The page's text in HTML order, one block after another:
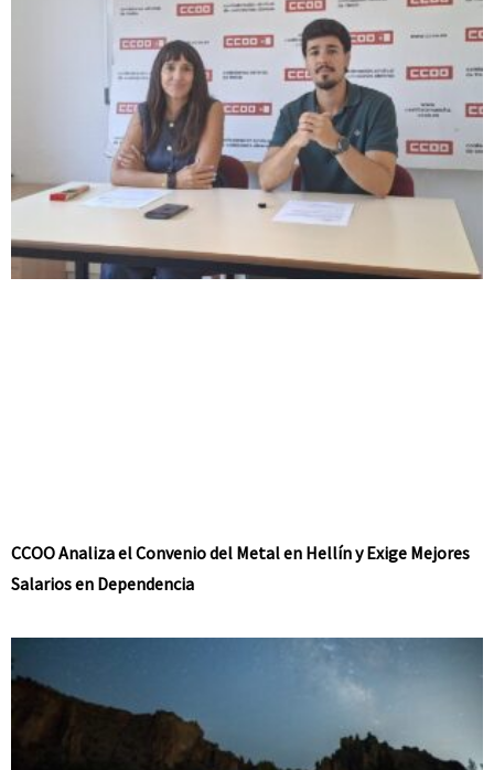
CCOO Analiza el Convenio del Metal en Hellín y Exige Mejores
Salarios en Dependencia